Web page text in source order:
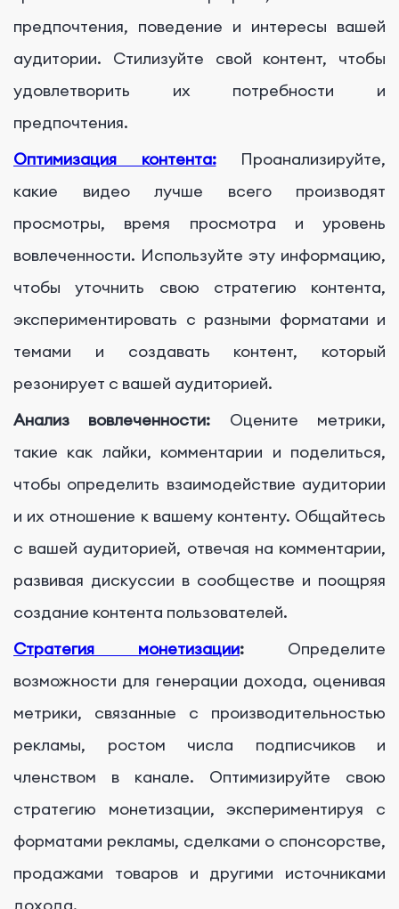
предпочтения, поведение и интересы вашей
аудитории. Стилизуйте свой контент, чтобы
удовлетворить их потребности и
предпочтения.
Оптимизация контента:
Проанализируйте,
какие видео лучше всего производят
просмотры, время просмотра и уровень
вовлеченности. Используйте эту информацию,
чтобы уточнить свою стратегию контента,
экспериментировать с разными форматами и
темами и создавать контент, который
резонирует с вашей аудиторией.
Анализ вовлеченности: Оцените метрики,
такие как лайки, комментарии и поделиться,
чтобы определить взаимодействие аудитории
и их отношение к вашему контенту. Общайтесь
с вашей аудиторией, отвечая на комментарии,
развивая дискуссии в сообществе и поощряя
создание контента пользователей.
Стратегия монетизации: Определите
возможности для генерации дохода, оценивая
метрики, связанные с производительностью
рекламы, ростом числа подписчиков и
членством в канале. Оптимизируйте свою
стратегию монетизации, экспериментируя с
форматами рекламы, сделками о спонсорстве,
продажами товаров и другими источниками